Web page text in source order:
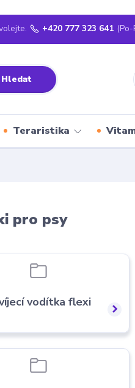
Hledat
+420 777 323 641
Teraristika
pro psy
vodítka flexi